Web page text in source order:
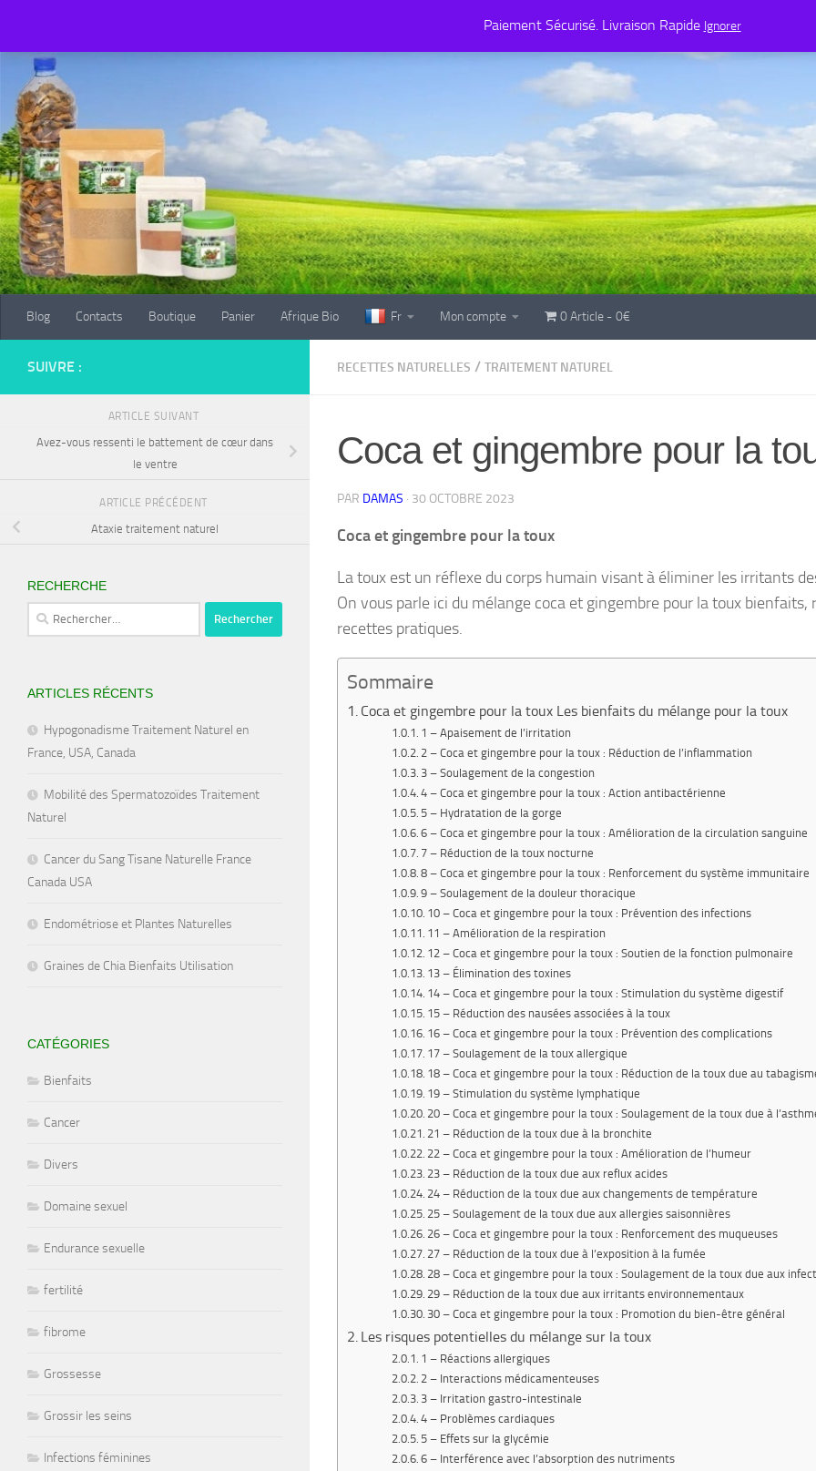
Paiement Sécurisé. Livraison Rapide Ignorer
Mon compte 0 Article 0€
Blog Contacts Boutique Panier Afrique Bio Fr Mon compte 0 Article 0€
RECETTES NATURELLES / TRAITEMENT NATUREL
Coca et gingembre pour la
PAR DAMAS · 30 OCTOBRE 2023
Coca et gingembre pour la toux
La toux est un réflexe du corps humain visant à éliminer les irritants
On vous parle ici du mélange coca et gingembre pour la toux
recettes pratiques.
Sommaire
Coca et gingembre pour la toux Les bienfaits du mélange pour la toux
1 – Apaisement de l’irritation
2 – Coca et gingembre pour la toux : Réduction de l’inflammation
3 – Soulagement de la congestion
4 – Coca et gingembre pour la toux : Action antibactérienne
5 – Hydratation de la gorge
6 – Coca et gingembre pour la toux : Amélioration de la circulation sanguine
7 – Réduction de la toux nocturne
8 – Coca et gingembre pour la toux : Renforcement du système immunitaire
9 – Soulagement de la douleur thoracique
10 – Coca et gingembre pour la toux : Prévention des infections
11 – Amélioration de la respiration
12 – Coca et gingembre pour la toux : Soutien de la fonction pulmonaire
13 – Élimination des toxines
14 – Coca et gingembre pour la toux : Stimulation du système digestif
15 – Réduction des nausées associées à la toux
16 – Coca et gingembre pour la toux : Prévention des complications
17 – Soulagement de la toux allergique
18 – Coca et gingembre pour la toux : Réduction de la toux due au
19 – Stimulation du système lymphatique
20 – Coca et gingembre pour la toux : Soulagement de la toux due à
21 – Réduction de la toux due à la bronchite
22 – Coca et gingembre pour la toux : Amélioration de l’humeur
23 – Réduction de la toux due aux reflux acides
24 – Réduction de la toux due aux changements de température
25 – Soulagement de la toux due aux allergies saisonnières
26 – Coca et gingembre pour la toux : Renforcement des muqueuses
27 – Réduction de la toux due à l’exposition à la fumée
28 – Coca et gingembre pour la toux : Soulagement de la toux due aux
29 – Réduction de la toux due aux irritants environnementaux
30 – Coca et gingembre pour la toux : Promotion du bien-être général
Les risques potentielles du mélange sur la toux
1 – Réactions allergiques
2 – Interactions médicamenteuses
3 – Irritation gastro-intestinale
4 – Problèmes cardiaques
5 – Effets sur la glycémie
6 – Interférence avec l’absorption des nutriments
SUIVRE :
ARTICLE SUIVANT
Avez-vous ressenti le battement de cœur dans
le ventre
ARTICLE PRÉCÉDENT
Ataxie traitement naturel
RECHERCHE
Rechercher :
ARTICLES RÉCENTS
Hypogonadisme Traitement Naturel en
France, USA, Canada
Mobilité des Spermatozoïdes Traitement
Naturel
Cancer du Sang Tisane Naturelle France
Canada USA
Endométriose et Plantes Naturelles
Graines de Chia Bienfaits Utilisation
CATÉGORIES
Bienfaits
Cancer
Divers
Domaine sexuel
Endurance sexuelle
fertilité
fibrome
Grossesse
Grossir les seins
Infections féminines